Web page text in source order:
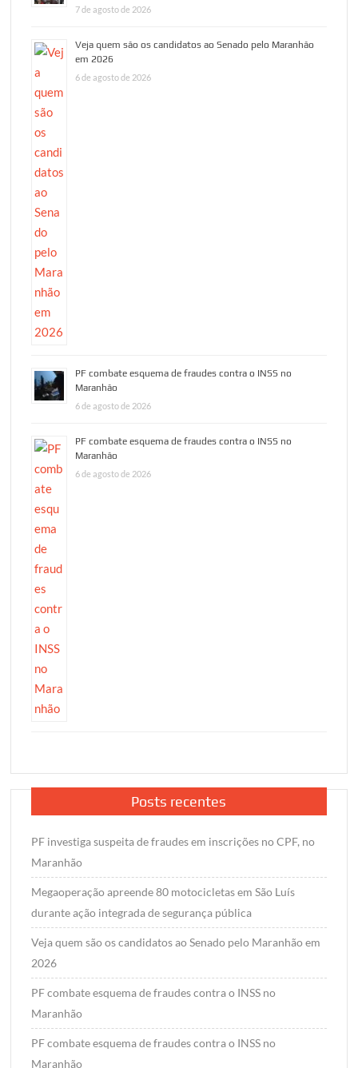
7 de agosto de 2026
Veja quem são os candidatos ao Senado pelo Maranhão
em 2026
6 de agosto de 2026
PF combate esquema de fraudes contra o INSS no
Maranhão
6 de agosto de 2026
PF combate esquema de fraudes contra o INSS no
Maranhão
6 de agosto de 2026
Posts recentes
PF investiga suspeita de fraudes em inscrições no CPF, no
Maranhão
Megaoperação apreende 80 motocicletas em São Luís
durante ação integrada de segurança pública
Veja quem são os candidatos ao Senado pelo Maranhão em
2026
PF combate esquema de fraudes contra o INSS no
Maranhão
PF combate esquema de fraudes contra o INSS no
Maranhão